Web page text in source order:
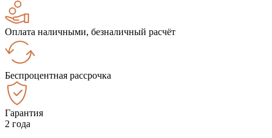
Оплата наличными, безналичный расчёт
Беспроцентная рассрочка
Гарантия
2 года